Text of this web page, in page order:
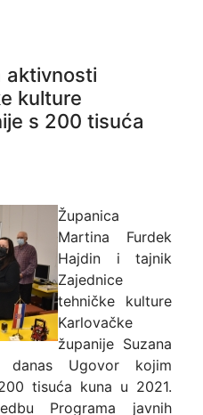
aktivnosti
kulture
s 200 tisuća
Županica
Martina Furdek
Hajdin i tajnik
Zajednice
tehničke kulture
Karlovačke
županije Suzana
danas Ugovor kojim
tisuća kuna u 2021.
Programa javnih